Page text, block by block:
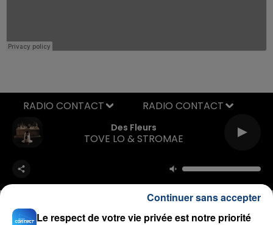
Des Fleurs
TOVE LO & STROMAE
RADIO CONTACT
Le respect de votre vie privée est notre priorité
Continuer sans accepter